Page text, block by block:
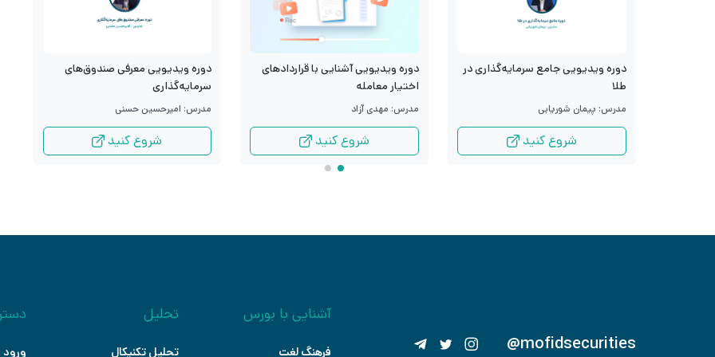
دوره ویدیویی جامع سرمایه‌گذاری در
طلا
مدرس: پیمان شوریابی
شروع کنید
دوره ویدیویی آشنایی با قراردادهای
اختیار معامله
مدرس: مهدی آزاد
شروع کنید
دوره ویدیویی معرفی صندوق‌های
سرمایه‌گذاری
مدرس: امیرحسین حسنی
شروع کنید
@mofidsecurities
آشنایی با بورس
فرهنگ لغت
تحلیل
تحلیل تکنیکال ورود